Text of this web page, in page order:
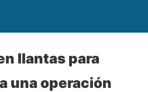
llantas para
una operación